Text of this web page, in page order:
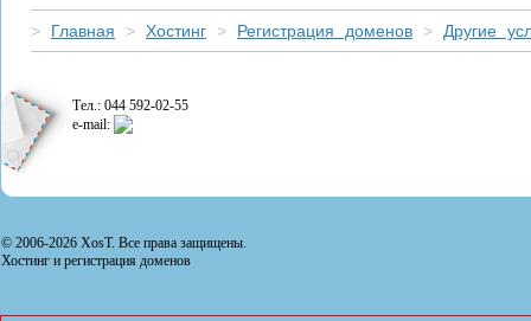
> Главная > Хостинг > Регистрация доменов > Другие
Тел.: 044 592-02-55
e-mail:
© 2006-2026 XosT. Все права защищены.
Хостинг и регистрация доменов